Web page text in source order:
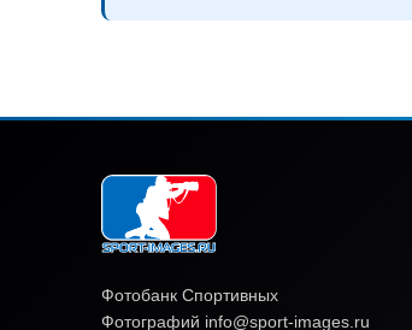
Фотобанк Спортивных
Фотографий info@sport-images.ru